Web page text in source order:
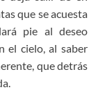
que se acuesta
pie al deseo
el cielo, al saber
que detrás